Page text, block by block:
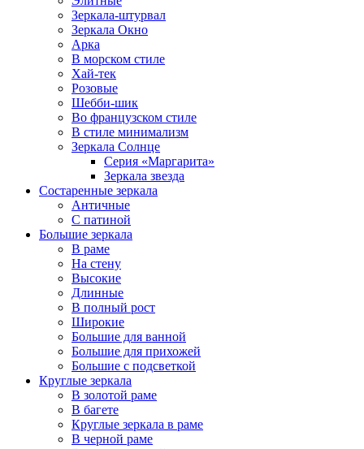
Зеркала-штурвал
Зеркала Окно
Арка
В морском стиле
Хай-тек
Розовые
Шебби-шик
Во французском стиле
В стиле минимализм
Зеркала Солнце
Серия «Маргарита»
Зеркала звезда
Состаренные зеркала
Античные
С патиной
Большие зеркала
В раме
На стену
Высокие
Длинные
В полный рост
Широкие
Большие для ванной
Большие для прихожей
Большие с подсветкой
Круглые зеркала
В золотой раме
В багете
Круглые зеркала в раме
В черной раме